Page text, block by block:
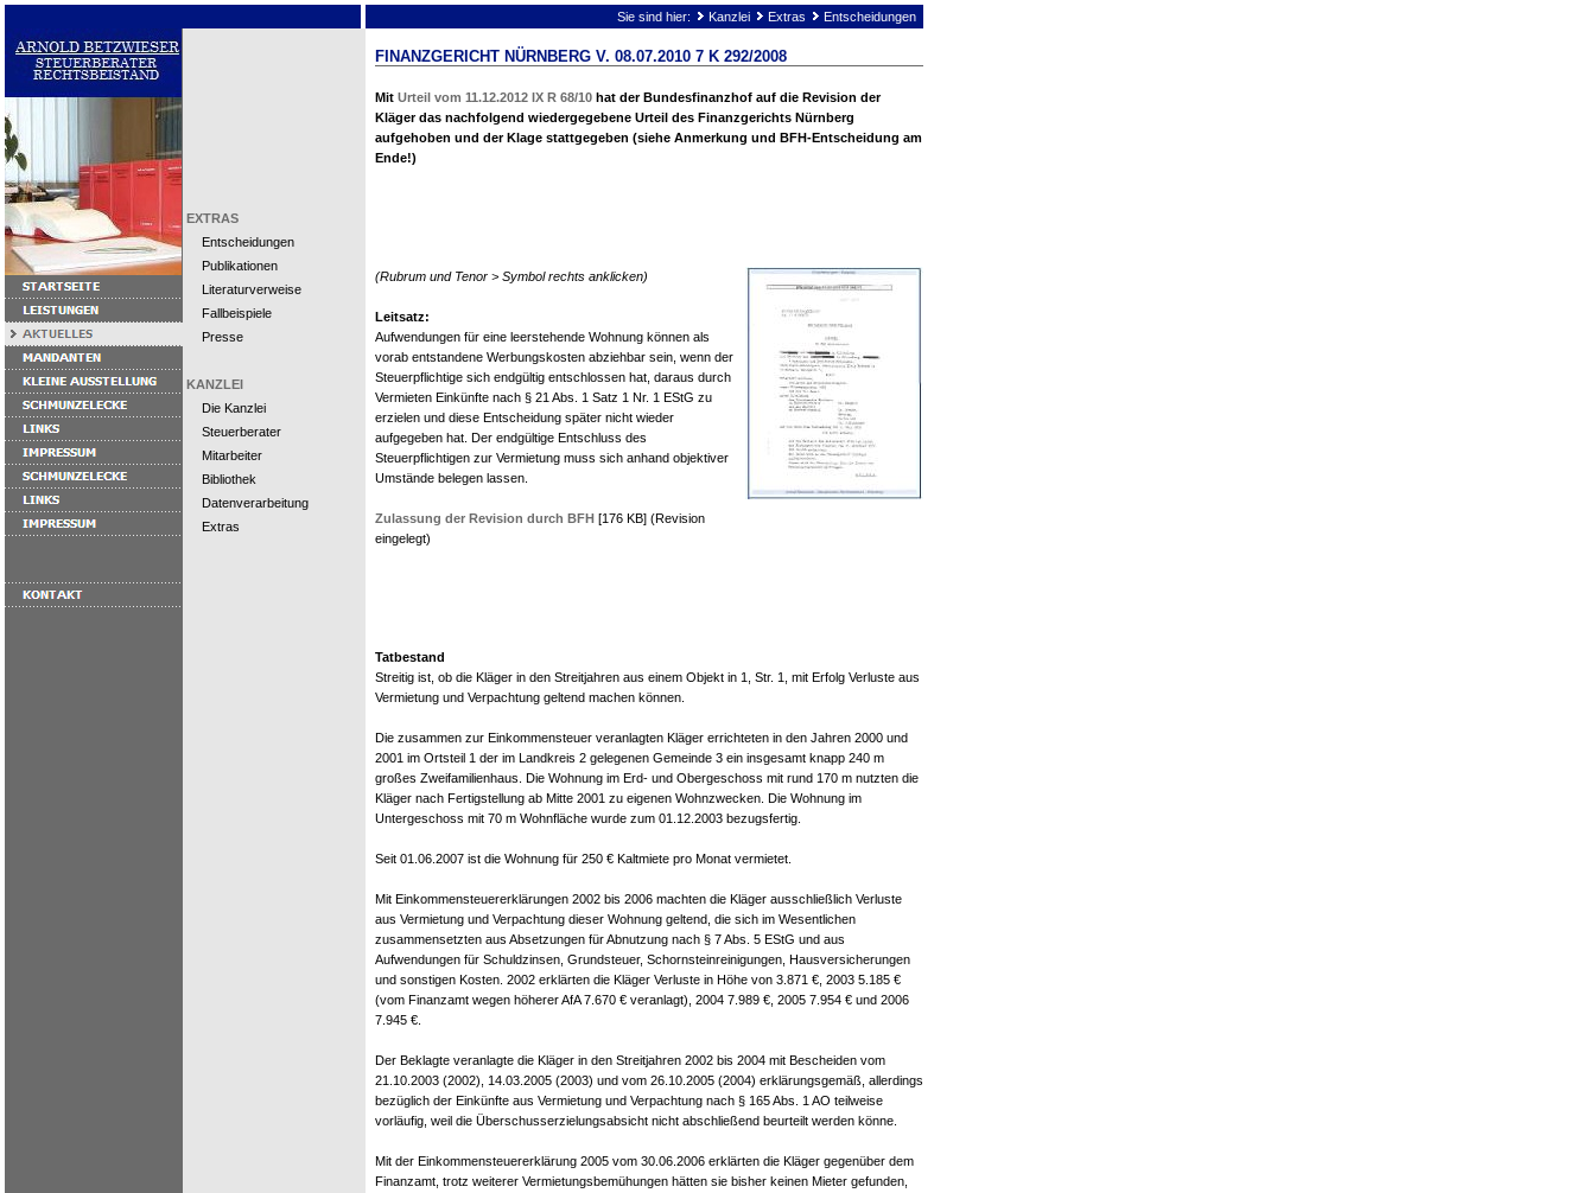
Sie sind hier: Kanzlei Extras Entscheidungen
EXTRAS
Entscheidungen
Publikationen
Literaturverweise
Fallbeispiele
Presse
KANZLEI
Die Kanzlei
Steuerberater
Mitarbeiter
Bibliothek
Datenverarbeitung
Extras
FINANZGERICHT NÜRNBERG V. 08.07.2010 7 K 292/2008
Mit Urteil vom 11.12.2012 IX R 68/10 hat der Bundesfinanzhof auf die Revision der
Kläger das nachfolgend wiedergegebene Urteil des Finanzgerichts Nürnberg
aufgehoben und der Klage stattgegeben (siehe Anmerkung und BFH-Entscheidung am
Ende!)
(Rubrum und Tenor > Symbol rechts anklicken)
Leitsatz:
Aufwendungen für eine leerstehende Wohnung können als
vorab entstandene Werbungskosten abziehbar sein, wenn der
Steuerpflichtige sich endgültig entschlossen hat, daraus durch
Vermieten Einkünfte nach § 21 Abs. 1 Satz 1 Nr. 1 EStG zu
erzielen und diese Entscheidung später nicht wieder
aufgegeben hat. Der endgültige Entschluss des
Steuerpflichtigen zur Vermietung muss sich anhand objektiver
Umstände belegen lassen.
Zulassung der Revision durch BFH [176 KB] (Revision
eingelegt)
Tatbestand
Streitig ist, ob die Kläger in den Streitjahren aus einem Objekt in 1, Str. 1, mit Erfolg Verluste aus
Vermietung und Verpachtung geltend machen können.
Die zusammen zur Einkommensteuer veranlagten Kläger errichteten in den Jahren 2000 und
2001 im Ortsteil 1 der im Landkreis 2 gelegenen Gemeinde 3 ein insgesamt knapp 240 m
großes Zweifamilienhaus. Die Wohnung im Erd- und Obergeschoss mit rund 170 m nutzten die
Kläger nach Fertigstellung ab Mitte 2001 zu eigenen Wohnzwecken. Die Wohnung im
Untergeschoss mit 70 m Wohnfläche wurde zum 01.12.2003 bezugsfertig.
Seit 01.06.2007 ist die Wohnung für 250 € Kaltmiete pro Monat vermietet.
Mit Einkommensteuererklärungen 2002 bis 2006 machten die Kläger ausschließlich Verluste
aus Vermietung und Verpachtung dieser Wohnung geltend, die sich im Wesentlichen
zusammensetzten aus Absetzungen für Abnutzung nach § 7 Abs. 5 EStG und aus
Aufwendungen für Schuldzinsen, Grundsteuer, Schornsteinreinigungen, Hausversicherungen
und sonstigen Kosten. 2002 erklärten die Kläger Verluste in Höhe von 3.871 €, 2003 5.185 €
(vom Finanzamt wegen höherer AfA 7.670 € veranlagt), 2004 7.989 €, 2005 7.954 € und 2006
7.945 €.
Der Beklagte veranlagte die Kläger in den Streitjahren 2002 bis 2004 mit Bescheiden vom
21.10.2003 (2002), 14.03.2005 (2003) und vom 26.10.2005 (2004) erklärungsgemäß, allerdings
bezüglich der Einkünfte aus Vermietung und Verpachtung nach § 165 Abs. 1 AO teilweise
vorläufig, weil die Überschusserzielungsabsicht nicht abschließend beurteilt werden könne.
Mit der Einkommensteuererklärung 2005 vom 30.06.2006 erklärten die Kläger gegenüber dem
Finanzamt, trotz weiterer Vermietungsbemühungen hätten sie bisher keinen Mieter gefunden,